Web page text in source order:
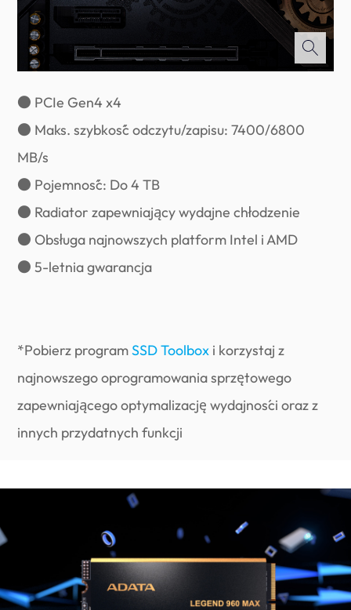
● PCIe Gen4 x4
● Maks. szybkość odczytu/zapisu: 7400/6800
MB/s
● Pojemność: Do 4 TB
● Radiator zapewniający wydajne chłodzenie
● Obsługa najnowszych platform Intel i AMD
● 5-letnia gwarancja
*Pobierz programSSD Toolbox i korzystaj z
najnowszego oprogramowania sprzętowego
zapewniającego optymalizację wydajności oraz z
innych przydatnych funkcji